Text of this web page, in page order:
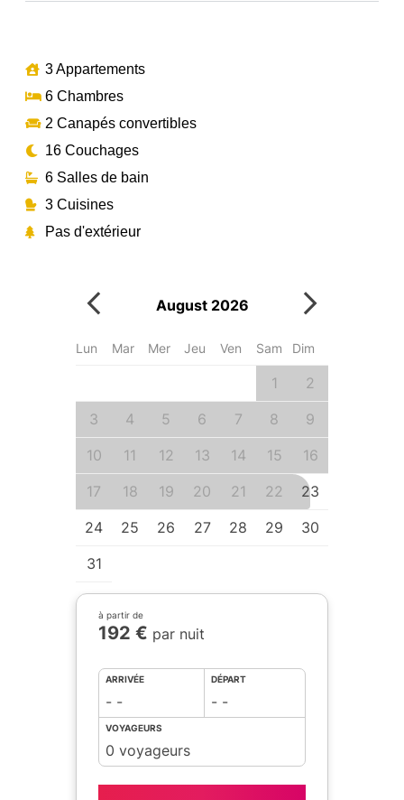
3 Appartements
6 Chambres
2 Canapés convertibles
16 Couchages
6 Salles de bain
3 Cuisines
Pas d'extérieur
August 2026
Lun Mar Mer Jeu Ven Sam Dim
1
2
3
4 5 6 7 8
9
10
11 12 13 14 15
16
17
18 19 20 21 22
23
24
25 26 27 28 29
30
31
à partir de
192 € par nuit
ARRIVÉE
- -
DÉPART
- -
VOYAGEURS
0 voyageurs